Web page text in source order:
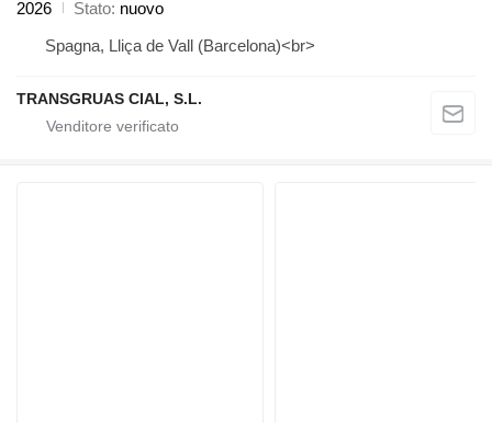
2026
Stato nuovo
Spagna, Lliça de Vall (Barcelona)<br>
TRANSGRUAS CIAL, S.L.